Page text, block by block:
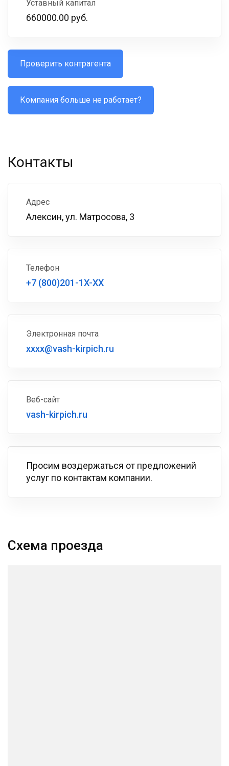
Уставный капитал
660000.00 руб.
Проверить контрагента
Компания больше не работает?
Контакты
Адрес
Алексин, ул. Матросова, 3
Телефон
+7 (800)201-1X-XX
Электронная почта
xxxx@vash-kirpich.ru
Веб-сайт
vash-kirpich.ru
Просим воздержаться от предложений
услуг по контактам компании.
Схема проезда